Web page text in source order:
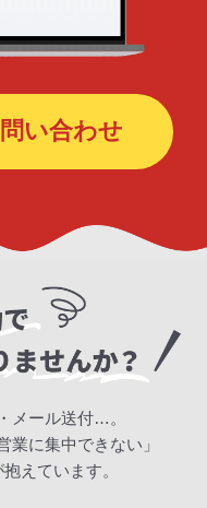
い合わせ
メール送付…。
業に集中できない」
えています。